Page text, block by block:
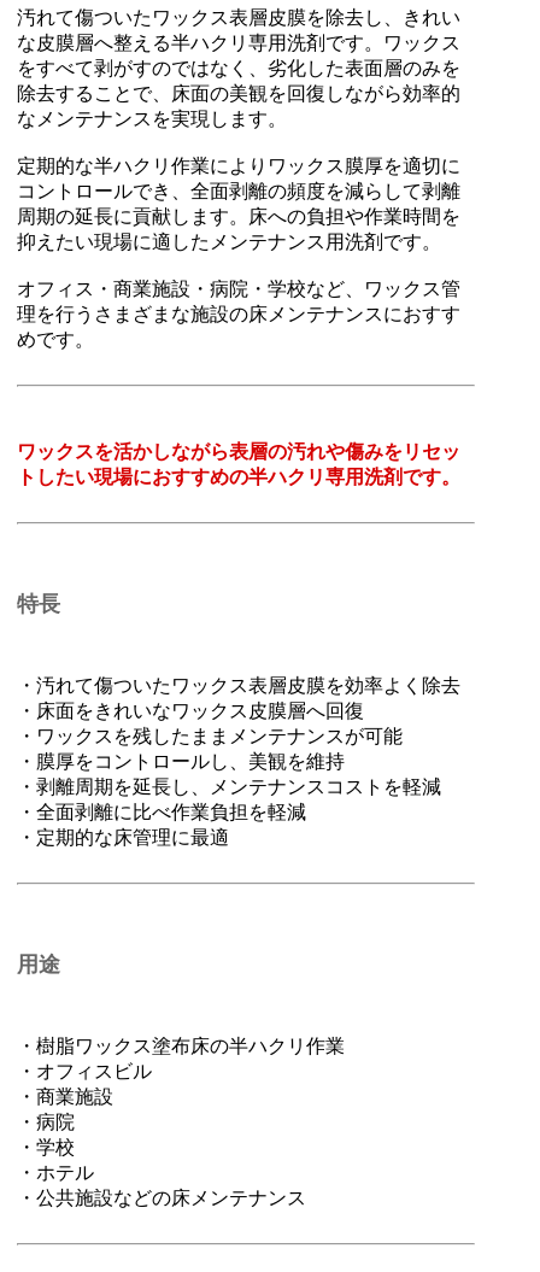
汚れて傷ついたワックス表層皮膜を除去し、きれい
な皮膜層へ整える半ハクリ専用洗剤です。ワックス
をすべて剥がすのではなく、劣化した表面層のみを
除去することで、床面の美観を回復しながら効率的
なメンテナンスを実現します。
定期的な半ハクリ作業によりワックス膜厚を適切に
コントロールでき、全面剥離の頻度を減らして剥離
周期の延長に貢献します。床への負担や作業時間を
抑えたい現場に適したメンテナンス用洗剤です。
オフィス・商業施設・病院・学校など、ワックス管
理を行うさまざまな施設の床メンテナンスにおすす
めです。
ワックスを活かしながら表層の汚れや傷みをリセッ
トしたい現場におすすめの半ハクリ専用洗剤です。
特長
・汚れて傷ついたワックス表層皮膜を効率よく除去
・床面をきれいなワックス皮膜層へ回復
・ワックスを残したままメンテナンスが可能
・膜厚をコントロールし、美観を維持
・剥離周期を延長し、メンテナンスコストを軽減
・全面剥離に比べ作業負担を軽減
・定期的な床管理に最適
用途
・樹脂ワックス塗布床の半ハクリ作業
・オフィスビル
・商業施設
・病院
・学校
・ホテル
・公共施設などの床メンテナンス